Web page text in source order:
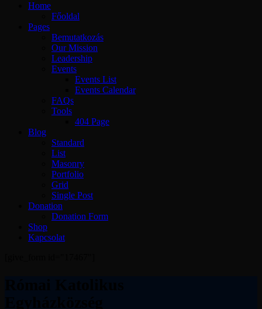
Home
Főoldal
Pages
Bemutatkozás
Our Mission
Leadership
Events
Events List
Events Calendar
FAQs
Tools
404 Page
Blog
Standard
List
Masonry
Portfolio
Grid
Single Post
Donation
Donation Form
Shop
Kapcsolat